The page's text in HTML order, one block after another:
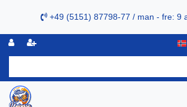
+49 (5151) 87798-77 / man - fre: 9